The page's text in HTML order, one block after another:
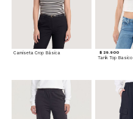
Camiseta Crop Básica $ 29.900
Tank Top Basico